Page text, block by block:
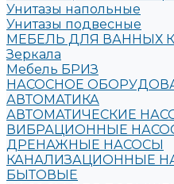
Унитазы напольные
Унитазы подвесные
МЕБЕЛЬ ДЛЯ ВАННЫХ
Зеркала
Мебель БРИЗ
НАСОСНОЕ
АВТОМАТИКА
АВТОМАТИЧЕСКИЕ
ВИБРАЦИОННЫЕ
ДРЕНАЖНЫЕ НАСОСЫ
КАНАЛИЗАЦИОННЫЕ
БЫТОВЫЕ